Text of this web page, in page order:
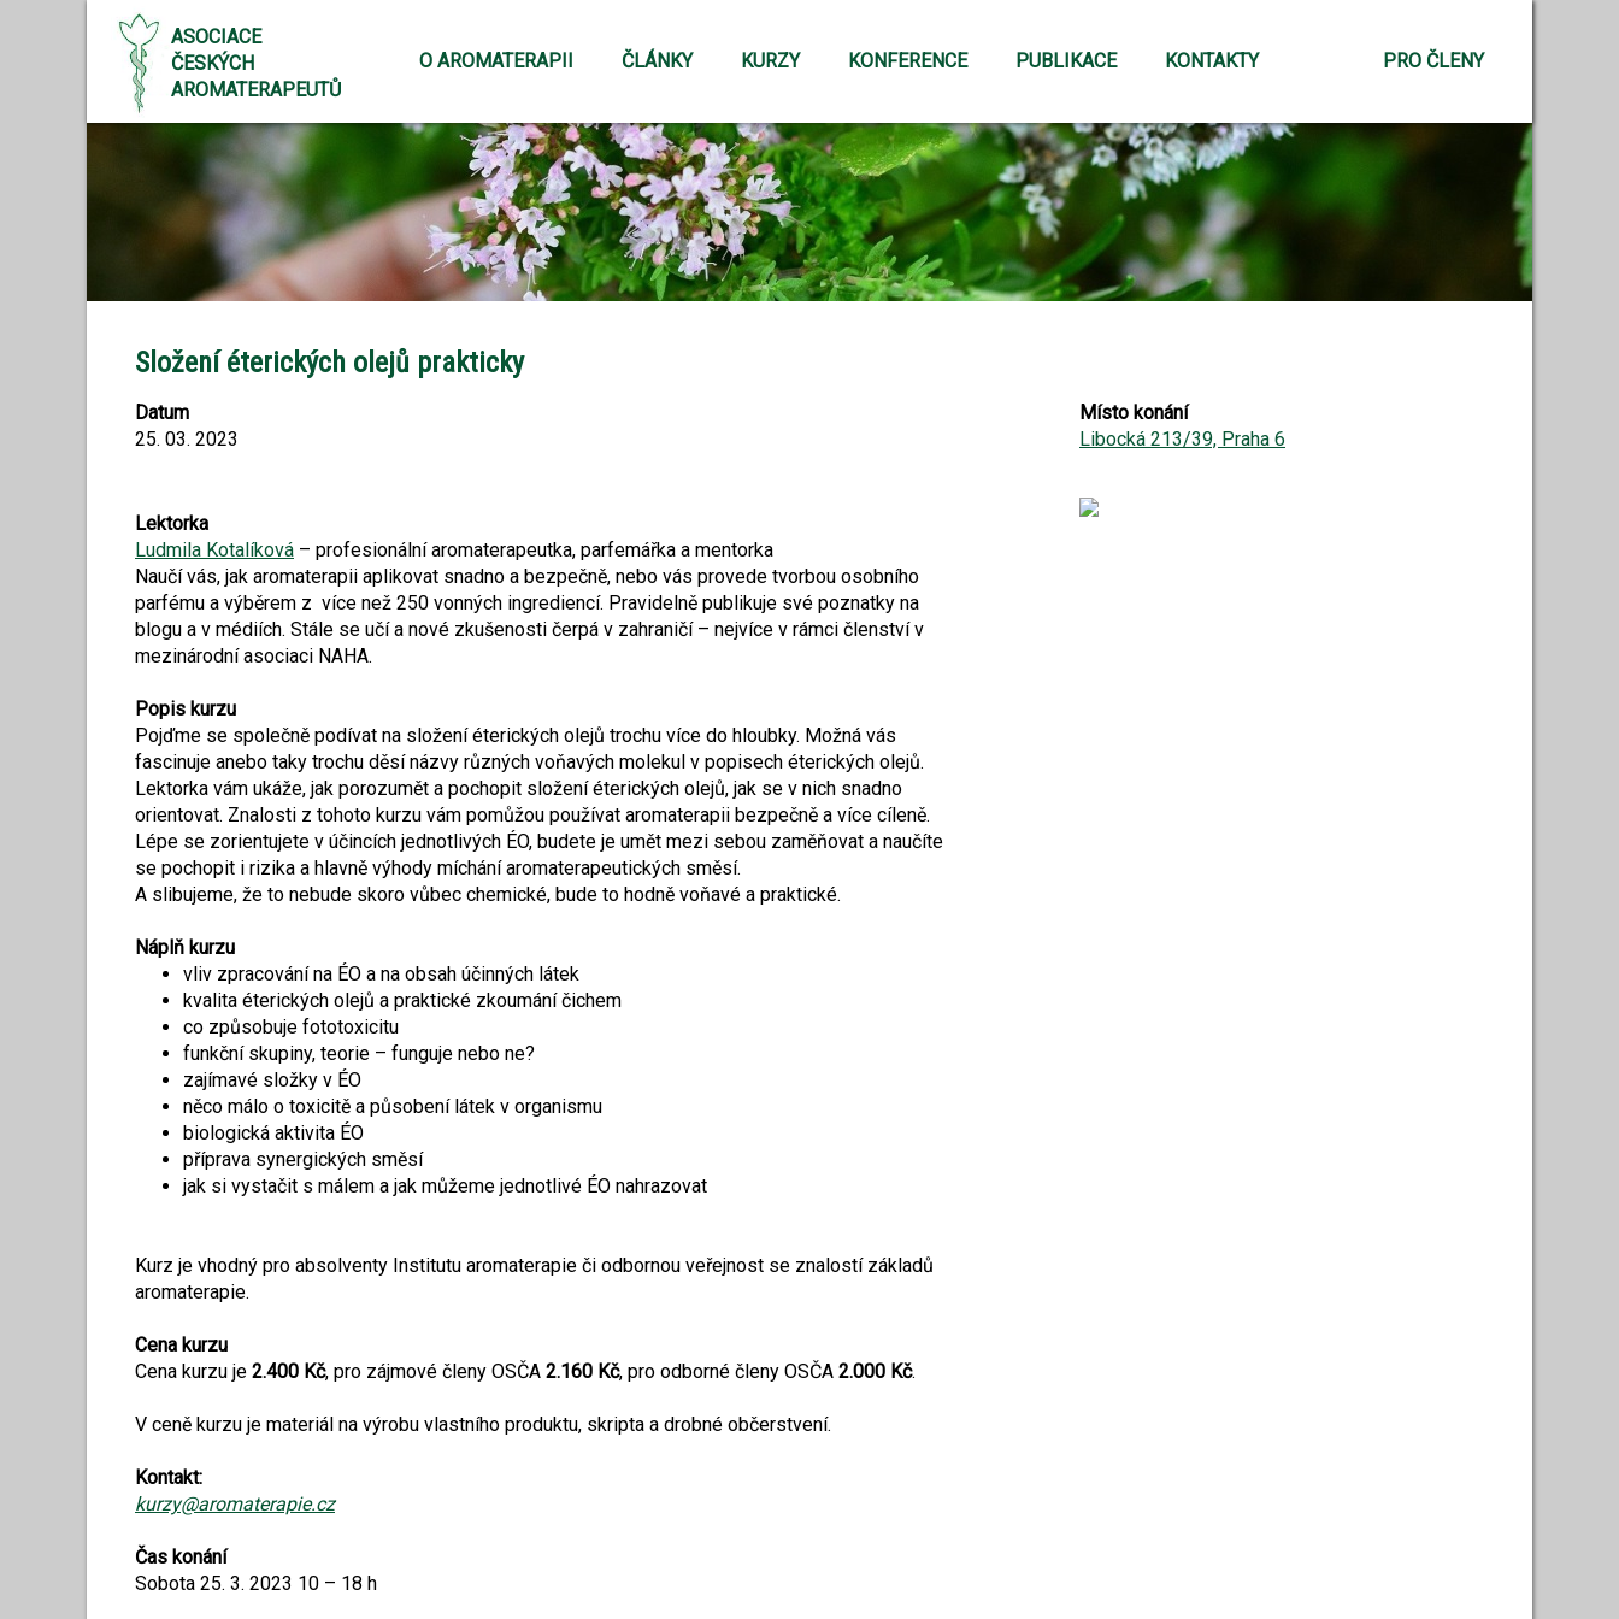
ASOCIACE
ČESKÝCH
AROMATERAPEUTŮ
O AROMATERAPII ČLÁNKY KURZY KONFERENCE PUBLIKACE KONTAKTY PRO ČLENY
Složení éterických olejů prakticky
Datum
25. 03. 2023
Místo konání
Libocká 213/39, Praha 6
Lektorka
Ludmila Kotalíková – profesionální aromaterapeutka, parfemářka a mentorka
Naučí vás, jak aromaterapii aplikovat snadno a bezpečně, nebo vás provede tvorbou osobního
parfému a výběrem z více než 250 vonných ingrediencí. Pravidelně publikuje své poznatky na
blogu a v médiích. Stále se učí a nové zkušenosti čerpá v zahraničí – nejvíce v rámci členství v
mezinárodní asociaci NAHA.
Popis kurzu
Pojďme se společně podívat na složení éterických olejů trochu více do hloubky. Možná vás
fascinuje anebo taky trochu děsí názvy různých voňavých molekul v popisech éterických olejů.
Lektorka vám ukáže, jak porozumět a pochopit složení éterických olejů, jak se v nich snadno
orientovat. Znalosti z tohoto kurzu vám pomůžou používat aromaterapii bezpečně a více cíleně.
Lépe se zorientujete v účincích jednotlivých ÉO, budete je umět mezi sebou zaměňovat a naučíte
se pochopit i rizika a hlavně výhody míchání aromaterapeutických směsí.
A slibujeme, že to nebude skoro vůbec chemické, bude to hodně voňavé a praktické.
Náplň kurzu
vliv zpracování na ÉO a na obsah účinných látek
kvalita éterických olejů a praktické zkoumání čichem
co způsobuje fototoxicitu
funkční skupiny, teorie – funguje nebo ne?
zajímavé složky v ÉO
něco málo o toxicitě a působení látek v organismu
biologická aktivita ÉO
příprava synergických směsí
jak si vystačit s málem a jak můžeme jednotlivé ÉO nahrazovat
Kurz je vhodný pro absolventy Institutu aromaterapie či odbornou veřejnost se znalostí základů
aromaterapie.
Cena kurzu
Cena kurzu je 2.400 Kč, pro zájmové členy OSČA 2.160 Kč, pro odborné členy OSČA 2.000 Kč.
V ceně kurzu je materiál na výrobu vlastního produktu, skripta a drobné občerstvení.
Kontakt:
kurzy@aromaterapie.cz
Čas konání
Sobota 25. 3. 2023 10 – 18 h